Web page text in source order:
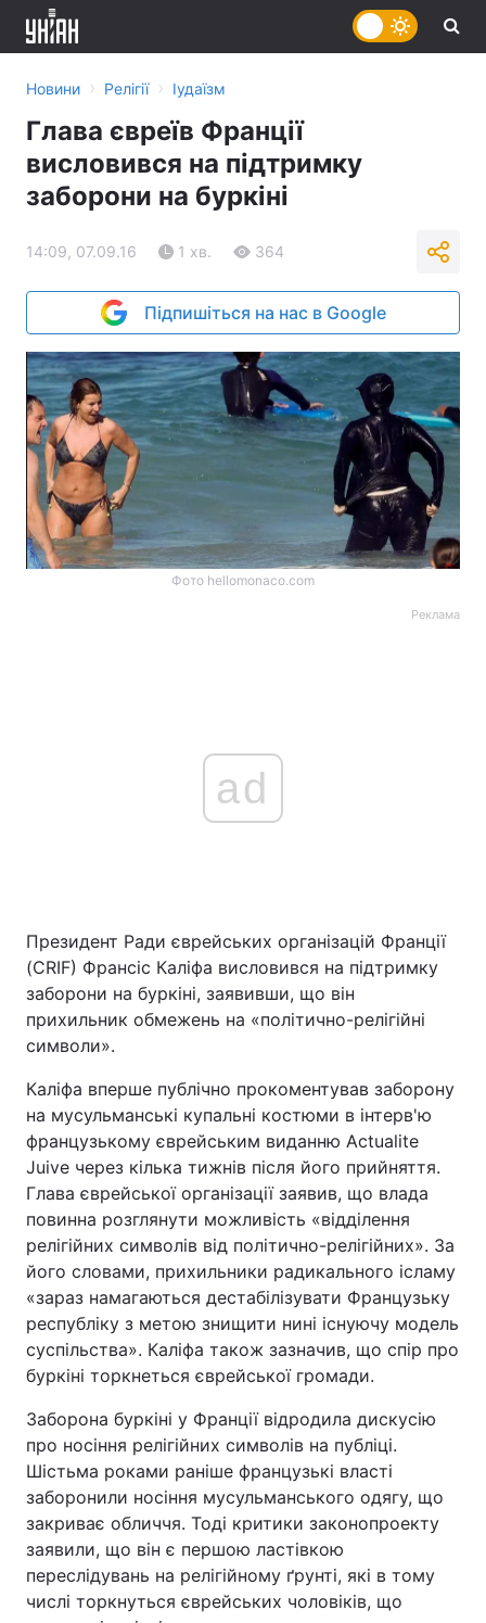
Україна Політика
Економіка Світ
Наука
Техно і зв'язок Лайт
Зброя Інциденти
Здоров'я Туризм
Екологія Регіони
Лонгріди
Відео з Youtube Статті
Інтерв'ю Думки
Новини › Релігії › Іудаїзм
Глава євреїв Франції
висловився на підтримку
заборони на буркіні
14:09, 07.09.16 1 хв. 364
Підпишіться на нас в Google
Фото hellomonaco.com
Реклама
ad
Президент Ради єврейських організацій Франції
(CRIF) Франсіс Каліфа висловився на підтримку
заборони на буркіні, заявивши, що він
прихильник обмежень на «політично-релігійні
символи».
Каліфа вперше публічно прокоментував заборону
на мусульманські купальні костюми в інтерв'ю
французькому єврейським виданню Actualite
Juive через кілька тижнів після його прийняття.
Глава єврейської організації заявив, що влада
повинна розглянути можливість «відділення
релігійних символів від політично-релігійних». За
його словами, прихильники радикального ісламу
«зараз намагаються дестабілізувати Французьку
республіку з метою знищити нині існуючу модель
суспільства». Каліфа також зазначив, що спір про
буркіні торкнеться єврейської громади.
Заборона буркіні у Франції відродила дискусію
про носіння релігійних символів на публіці.
Шістьма роками раніше французькі власті
заборонили носіння мусульманського одягу, що
закриває обличчя. Тоді критики законопроекту
заявили, що він є першою ластівкою
переслідувань на релігійному ґрунті, які в тому
числі торкнуться єврейських чоловіків, що